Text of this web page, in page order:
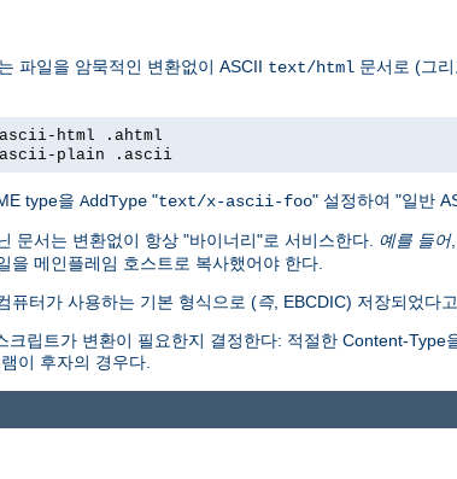
파일을 암묵적인 변환없이 ASCII text/html 문서로 (그리
html .ahtml
ascii-plain .ascii
type을 AddType "text/x-ascii-foo" 설정하여 "일반
문서는 변환없이 항상 "바이너리"로 서비스한다. 예를 들어
을 메인플레임 호스트로 복사했어야 한다.
퓨터가 사용하는 기본 형식으로 (즉, EBCDIC) 저장되었다
크립트가 변환이 필요한지 결정한다: 적절한 Content-
이 후자의 경우다.